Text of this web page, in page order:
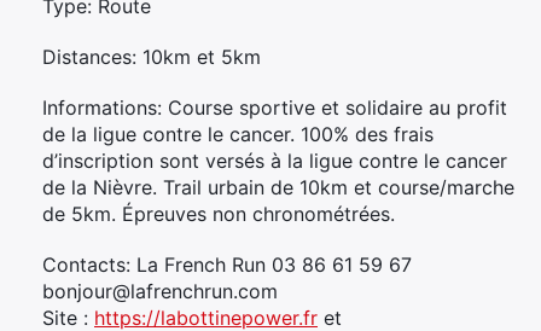
Type: Route
Distances: 10km et 5km
Informations: Course sportive et solidaire au profit
de la ligue contre le cancer. 100% des frais
d’inscription sont versés à la ligue contre le cancer
de la Nièvre. Trail urbain de 10km et course/marche
de 5km. Épreuves non chronométrées.
Contacts: La French Run 03 86 61 59 67
bonjour@lafrenchrun.com
Site : https://labottinepower.fr et